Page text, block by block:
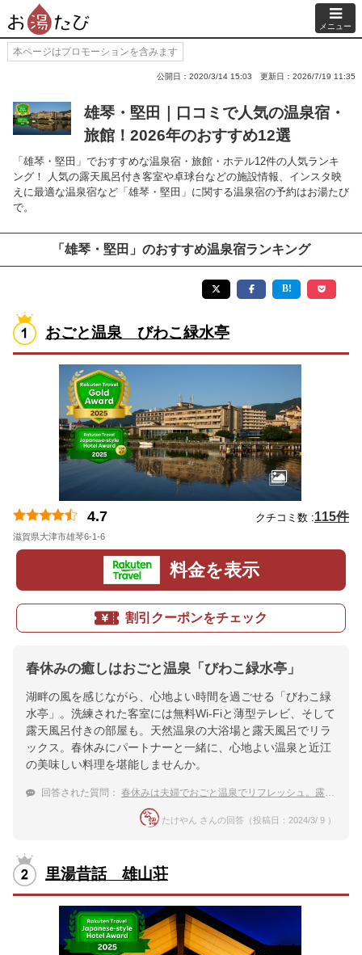
メニュー
本ページはプロモーションを含みます
公開日：2020/3/14 15:03 更新日：2026/7/19 11:35
雄琴・堅田｜口コミで人気の温泉宿・
旅館！2026年のおすすめ12選
「雄琴・堅田」でおすすめな温泉宿・旅館・ホテル12件の人気ランキ
ング！ 人気の露天風呂付き客室や卓球台などの施設情報、インスタ映
えに最適な温泉宿など「雄琴・堅田」に関する温泉宿の予約はお湯たび
で。
「雄琴・堅田」のおすすめ温泉宿ランキング
おごと温泉 びわこ緑水亭
4.7 クチコミ数 :115件
滋賀県大津市雄琴6-1-6
料金を表示
割引クーポンをチェック
春休みの癒しはおごと温泉「びわこ緑水亭」
湖畔の風を感じながら、心地よい時間を過ごせる「びわこ緑
水亭」。洗練された客室には無料Wi-Fiと薄型テレビ、そして
露天風呂付きの部屋も。天然温泉の大浴場と露天風呂でリラ
ックス。春休みにパートナーと一緒に、心地よい温泉と近江
の美味しい料理を堪能しませんか。
回答された質問： 春休みは夫婦でおごと温泉でリフレッシュ。露天風呂と近江の美味しいものを満喫したい
たけやん さんの回答（投稿日：2024/3/ 9 ）
里湯昔話 雄山荘